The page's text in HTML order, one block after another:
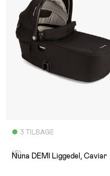
3 TILBAGE
(0)
Nuna DEMI Liggedel, Caviar